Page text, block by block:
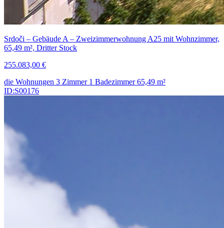
Srdoči – Gebäude A – Zweizimmerwohnung A25 mit Wohnzimmer,
65,49 m², Dritter Stock
255.083,00 €
die Wohnungen 3 Zimmer 1 Badezimmer 65,49 m²
ID:S00176